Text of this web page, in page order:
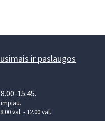
ir paslaugos
15.45.
val. - 12.00 val.